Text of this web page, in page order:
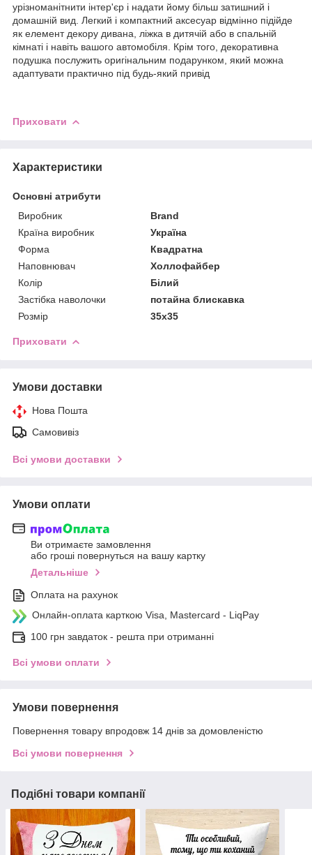
урізноманітнити інтер'єр і надати йому більш затишний і
домашній вид. Легкий і компактний аксесуар відмінно підійде
як елемент декору дивана, ліжка в дитячій або в спальній
кімнаті і навіть вашого автомобіля. Крім того, декоративна
подушка послужить оригінальним подарунком, який можна
адаптувати практично під будь-який привід
Приховати
Характеристики
Основні атрибути
Виробник
Brand
Країна виробник
Україна
Форма
Квадратна
Наповнювач
Холлофайбер
Колір
Білий
Застібка наволочки
потайна блискавка
Розмір
35x35
Приховати
Умови доставки
Нова Пошта
Самовивіз
Всі умови доставки
Умови оплати
Ви отримаєте замовлення
або гроші повернуться на вашу картку
Детальніше
Оплата на рахунок
Онлайн-оплата карткою Visa, Mastercard - LiqPay
100 грн завдаток - решта при отриманні
Всі умови оплати
Умови повернення
Повернення товару впродовж 14 днів за домовленістю
Всі умови повернення
Подібні товари компанії